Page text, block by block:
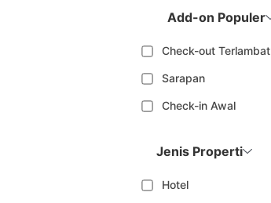
Add-on Populer
Check-out Terlambat
Sarapan
Check-in Awal
Jenis Properti
Hotel